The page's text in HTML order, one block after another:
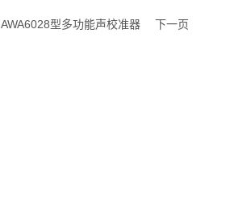
AWA6028型多功能声校准器 下一页